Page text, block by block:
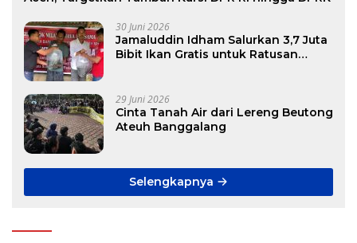
30 Juni 2026
Jamaluddin Idham Salurkan 3,7 Juta
Bibit Ikan Gratis untuk Ratusan
29 Juni 2026
Cinta Tanah Air dari Lereng Beutong
Ateuh Banggalang
Selengkapnya